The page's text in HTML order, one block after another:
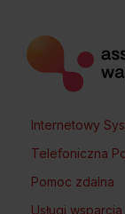
Internetowy
Telefoniczna
Pomoc zdalna
Usługi wsparcia